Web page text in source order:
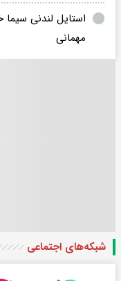
استایل لندنی
مهمانی
شبکه‌های اجتماعی